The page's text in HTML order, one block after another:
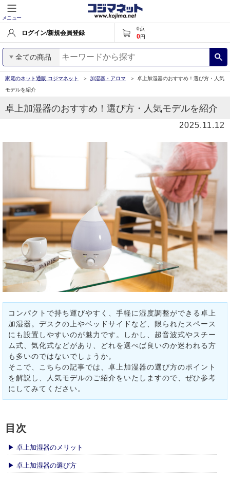
メニュー
ログイン/新規会員登録
0点
0円
全ての商品
家電のネット通販 コジマネット 加湿器・アロマ
卓上加湿器のおすすめ！選び方・人気
モデルを紹介
卓上加湿器のおすすめ！選び方・人気モデルを紹介
2025.11.12
コンパクトで持ち運びやすく、手軽に湿度調整ができる卓上
加湿器。デスクの上やベッドサイドなど、限られたスペース
にも設置しやすいのが魅力です。しかし、超音波式やスチー
ム式、気化式などがあり、どれを選べば良いのか迷われる方
も多いのではないでしょうか。
そこで、こちらの記事では、卓上加湿器の選び方のポイント
を解説し、人気モデルのご紹介をいたしますので、ぜひ参考
にしてみてください。
目次
▶ 卓上加湿器のメリット
▶ 卓上加湿器の選び方